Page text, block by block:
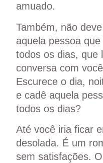
amuado.
Também, não
aquela pessoa
todos os dias, que
conversa com
Escurece o dia,
e cadê aquela
todos os dias?
Até você iria ficar
desolada. É um
sem satisfações.